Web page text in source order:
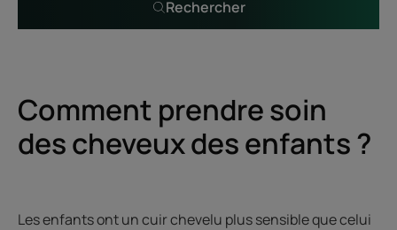
Rechercher
Comment prendre soin
des cheveux des enfants ?
Les enfants ont un cuir chevelu plus sensible que celui